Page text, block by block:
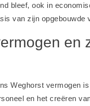
bleef, ook in
van zijn opgebouwde
en
Weghorst vermogen
en het creëren